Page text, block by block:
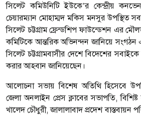
সিলেট কমিউনিটি ইউকে’র কেন্দ্রীয়
চেয়ারম্যান মোহাম্মদ মকিস মনসুর উপস্থিত
সিলেট চট্টগ্রাম ফ্রেন্ডশিপ ফাউন্ডেশন এর
কমিটিকে আন্তরিক অভিনন্দন জানিয়ে
সিলেট চট্টগ্রামবাসীর দেশে বিদেশের
করার আহবান জানিয়েছেন।
আলোচনা সভায় বিশেষ অতিথি হিসেবে
জেলা অনলাইন প্রেস ক্লাবের সভাপতি, বিশিষ্ট
খালেদ চৌধুরী, জালালাবাদ প্রদেশ বাস্তবায়ন